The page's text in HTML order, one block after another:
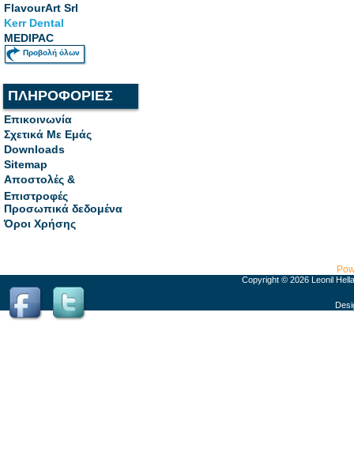
FlavourArt Srl
Kerr Dental
MEDIPAC
Προβολή όλων
ΠΛΗΡΟΦΟΡΙΕΣ
Επικοινωνία
Σχετικά Με Εμάς
Downloads
Sitemap
Αποστολές &
Επιστροφές
Προσωπικά δεδομένα
Όροι Χρήσης
Copyright © 2026 Leonil